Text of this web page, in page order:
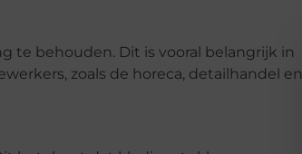
te behouden. Dit is vooral belangrijk in
zoals de horeca, detailhandel en